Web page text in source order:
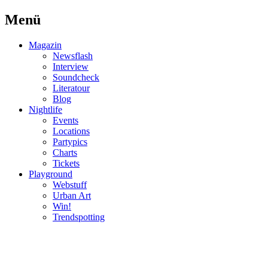
Menü
Magazin
Newsflash
Interview
Soundcheck
Literatour
Blog
Nightlife
Events
Locations
Partypics
Charts
Tickets
Playground
Webstuff
Urban Art
Win!
Trendspotting